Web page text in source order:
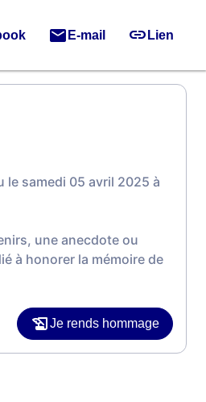
E-mail Lien
le samedi 05 avril 2025 à
une anecdote ou
à honorer la mémoire de
Je rends hommage